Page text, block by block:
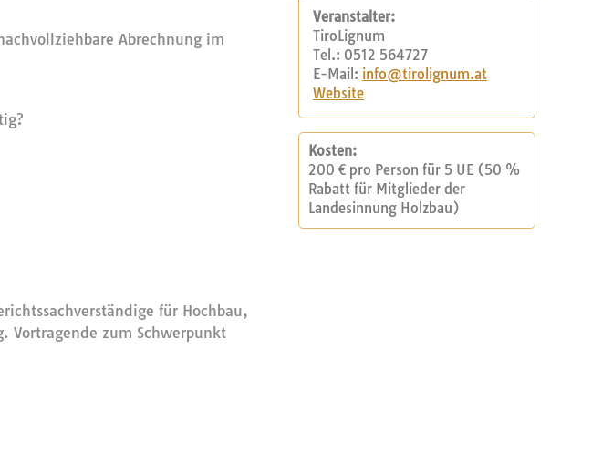
Abrechnung im
für Hochbau,
Vortragende zum Schwerpunkt
Veranstalter:
TiroLignum
Tel.: 0512 564727
E-Mail: info@tirolignum.at
Website
Kosten:
200 € pro Person für 5 UE (50 %
Rabatt für Mitglieder der
Landesinnung Holzbau)